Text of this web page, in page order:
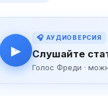
▶
🎧 АУДИОВЕРСИЯ
Слушайте
Голос Фреди ·